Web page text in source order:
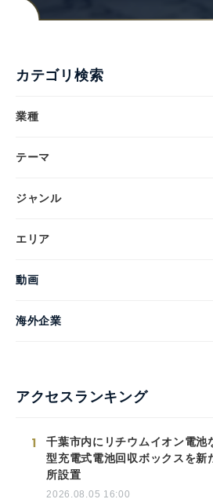
カテゴリ検索
業種
テーマ
ジャンル
エリア
動画
海外企業
アクセスランキング
1
千葉市内にリチウムイオン電池
型充電式電池回収ボックスを新
所設置
2026.08.05 16:00